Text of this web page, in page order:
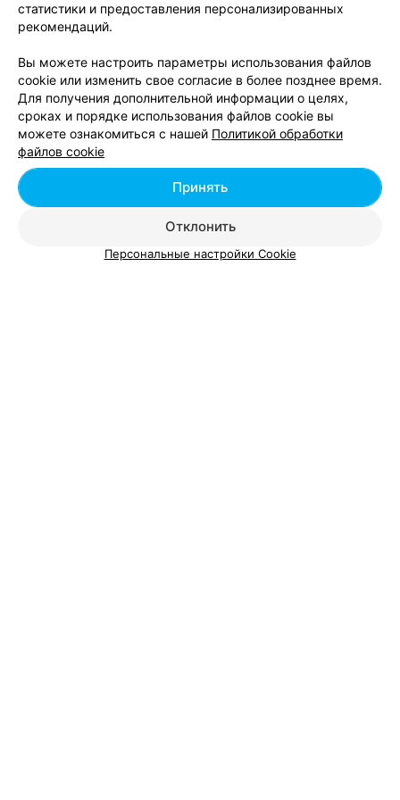
ЭФФЕКТИВНАЯ РЕКЛАМА НА САЙТЕ
статистики и предоставления персонализированных
рекомендаций.
Вы можете настроить параметры использования файлов
cookie или изменить свое согласие в более позднее время.
Для получения дополнительной информации о целях,
сроках и порядке использования файлов cookie вы
можете ознакомиться с нашей Политикой обработки
файлов cookie
Отклонить
Принять
Персональные настройки Cookie